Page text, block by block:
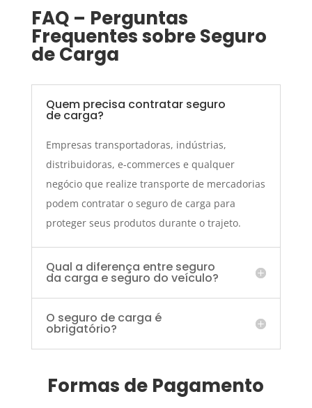
FAQ – Perguntas
Frequentes sobre Seguro
de Carga
Quem precisa contratar seguro
de carga?
Empresas transportadoras, indústrias,
distribuidoras, e-commerces e qualquer
negócio que realize transporte de mercadorias
podem contratar o seguro de carga para
proteger seus produtos durante o trajeto.
Qual a diferença entre seguro
da carga e seguro do veículo?
O seguro de carga é
obrigatório?
Formas de Pagamento